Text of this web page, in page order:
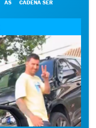
AS CADENA SER